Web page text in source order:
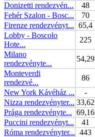
Donizetti rendezvén...
48
Fehér Szalon - Bosc...
70
Firenze rendezvényt... 65,4
Lobby - Boscolo
Hote...
225
Milano
rendezvényte...
54,29
Monteverdi
rendezvé...
86
New York Kávéház ...
-
Nizza rendezvényter... 33,62
Prága rendezvényte... 69,16
Puccini rendezvényt...
41
Róma rendezvényter... 443